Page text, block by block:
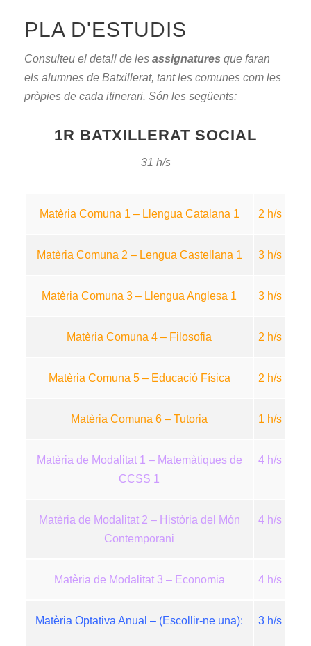
PLA D'ESTUDIS
Consulteu el detall de les assignatures que faran
els alumnes de Batxillerat, tant les comunes com les
pròpies de cada itinerari. Són les següents:
1R BATXILLERAT SOCIAL
31 h/s
Matèria Comuna 1 – Llengua Catalana 1 2 h/s
Matèria Comuna 2 – Lengua Castellana 1 3 h/s
Matèria Comuna 3 – Llengua Anglesa 1 3 h/s
Matèria Comuna 4 – Filosofia 2 h/s
Matèria Comuna 5 – Educació Física 2 h/s
Matèria Comuna 6 – Tutoria 1 h/s
Matèria de Modalitat 1 – Matemàtiques de
CCSS 1
4 h/s
Matèria de Modalitat 2 – Història del Món
Contemporani
4 h/s
Matèria de Modalitat 3 – Economia 4 h/s
Matèria Optativa Anual – (Escollir-ne una): 3 h/s